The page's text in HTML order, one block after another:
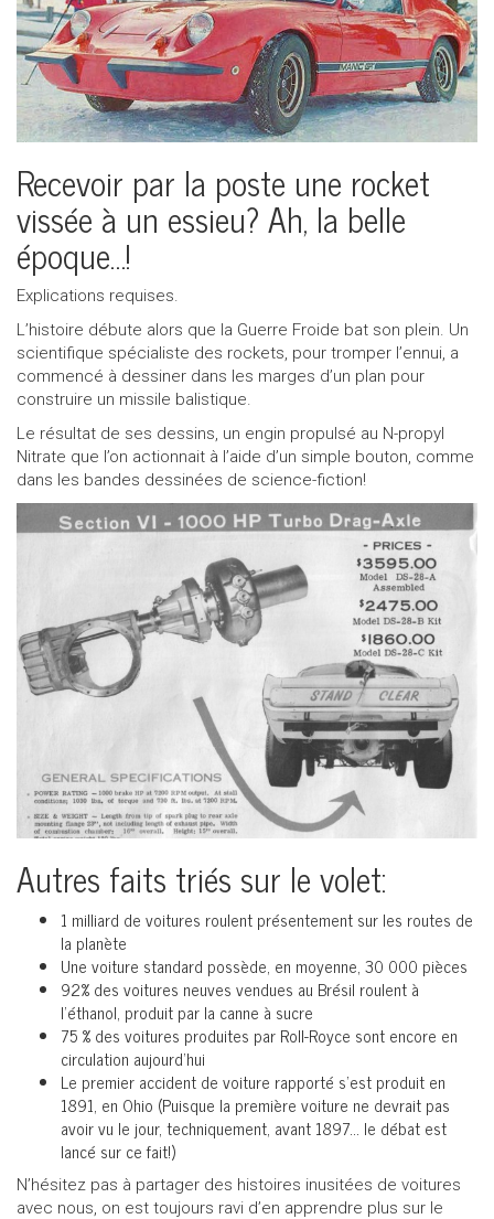
Recevoir par la poste une rocket
vissée à un essieu? Ah, la belle
époque…!
Explications requises.
L’histoire débute alors que la Guerre Froide bat son plein. Un
scientifique spécialiste des rockets, pour tromper l’ennui, a
commencé à dessiner dans les marges d’un plan pour
construire un missile balistique.
Le résultat de ses dessins, un engin propulsé au N-propyl
Nitrate que l’on actionnait à l’aide d’un simple bouton, comme
dans les bandes dessinées de science-fiction!
Autres faits triés sur le volet:
1 milliard de voitures roulent présentement sur les routes de
la planète
Une voiture standard possède, en moyenne, 30 000 pièces
92% des voitures neuves vendues au Brésil roulent à
l’éthanol, produit par la canne à sucre
75 % des voitures produites par Roll-Royce sont encore en
circulation aujourd’hui
Le premier accident de voiture rapporté s’est produit en
1891, en Ohio (Puisque la première voiture ne devrait pas
avoir vu le jour, techniquement, avant 1897… le débat est
lancé sur ce fait!)
N’hésitez pas à partager des histoires inusitées de voitures
avec nous, on est toujours ravi d’en apprendre plus sur le